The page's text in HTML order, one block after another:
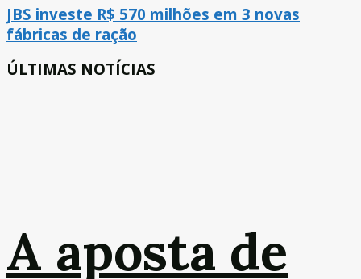
JBS investe R$ 570 milhões em 3 novas
fábricas de ração
ÚLTIMAS NOTÍCIAS
A aposta de